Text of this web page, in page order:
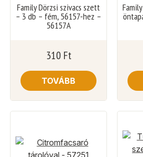
Family Dörzsi szivacs szett
– 3 db – fém, 56157-hez –
56157A
310 Ft
TOVÁBB